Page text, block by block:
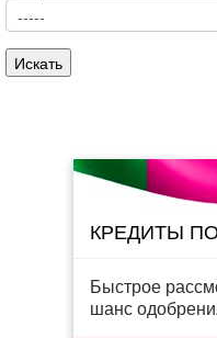
КРЕДИТЫ
Быстрое
шанс